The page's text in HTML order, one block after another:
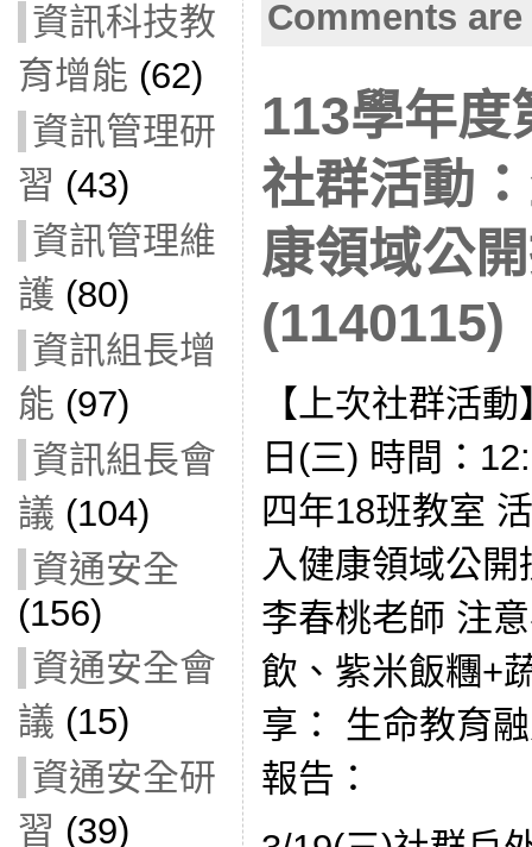
資訊科技教
育增能 (62)
資訊管理研
習 (43)
資訊管理維
護 (80)
資訊組長增
能 (97)
資訊組長會
議 (104)
資通安全
(156)
資通安全會
議 (15)
資通安全研
習 (39)
Comments
113學年度
社群活動
康領域公
(1140115)
【上次社群活
日(三) 時間：
四年18班教室
入健康領域公
李春桃老師 注
飲、紫米飯糰+
享： 生命教育
報告：